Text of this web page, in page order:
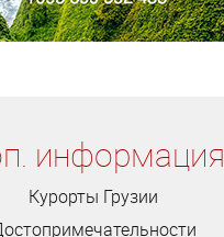
информация
Курорты Грузии